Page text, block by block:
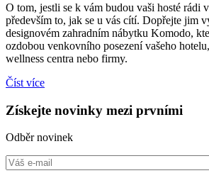
O tom, jestli se k vám budou vaši hosté rádi
především to, jak se u vás cítí. Dopřejte jim
designovém zahradním nábytku Komodo,
ozdobou venkovního posezení vašeho
wellness centra nebo firmy.
Číst více
Získejte novinky mezi prvními
Odběr novinek